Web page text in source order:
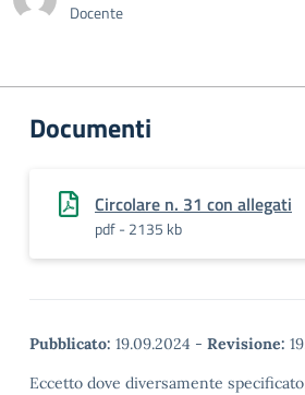
Docente
Documenti
Circolare n. 31 con allegati
pdf - 2135 kb
Pubblicato: 19.09.2024 - Revisione:
Eccetto dove diversamente